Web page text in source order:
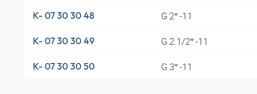
K- 07 30 30 48 G 2″ -11
K- 07 30 30 49 G 2.1/2″ -11
K- 07 30 30 50 G 3″ -11